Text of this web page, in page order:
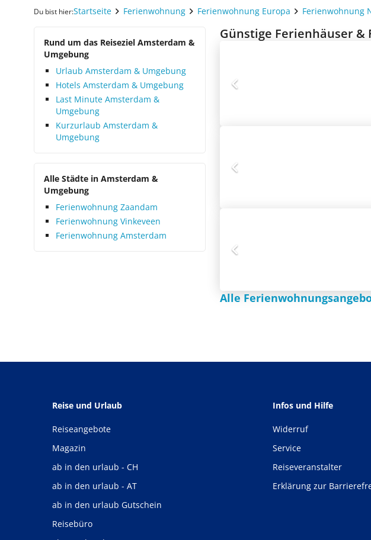
Du bist hier:Startseite Ferienwohnung Ferienwohnung Europa Ferienwohnung
Rund um das Reiseziel Amsterdam &
Umgebung
Urlaub Amsterdam & Umgebung
Hotels Amsterdam & Umgebung
Last Minute Amsterdam &
Umgebung
Kurzurlaub Amsterdam &
Umgebung
Alle Städte in Amsterdam &
Umgebung
Ferienwohnung Zaandam
Ferienwohnung Vinkeveen
Ferienwohnung Amsterdam
Günstige Ferienhäuser &
Alle
Reise und Urlaub
Reiseangebote
Magazin
ab in den urlaub - CH
ab in den urlaub - AT
ab in den urlaub Gutschein
Reisebüro
Infos und Hilfe
Widerruf
Service
Reiseveranstalter
Erklärung zur